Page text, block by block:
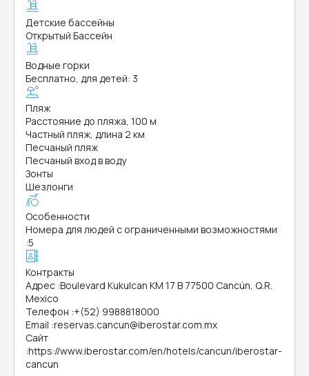
Детские бассейны
Открытый Бассейн
Водные горки
Бесплатно, для детей: 3
Пляж
Расстояние до пляжа, 100 м
Частный пляж, длина 2 км
Песчаный пляж
Песчаный вход в воду
Зонты
Шезлонги
Особенности
Номера для людей с ограниченными возможностями
:5
Контракты
Адрес :Boulevard Kukulcan KM 17 B 77500 Cancún, Q.R.
Mexico
Телефон :+(52) 9988818000
Email :reservas.cancun@iberostar.com.mx
Сайт
:https://www.iberostar.com/en/hotels/cancun/iberostar-
cancun